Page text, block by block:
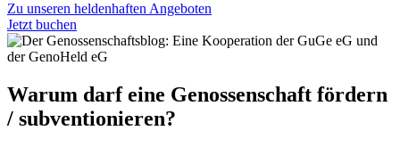
Zu unseren heldenhaften Angeboten
Jetzt buchen
Warum darf eine Genossenschaft fördern
/ subventionieren?